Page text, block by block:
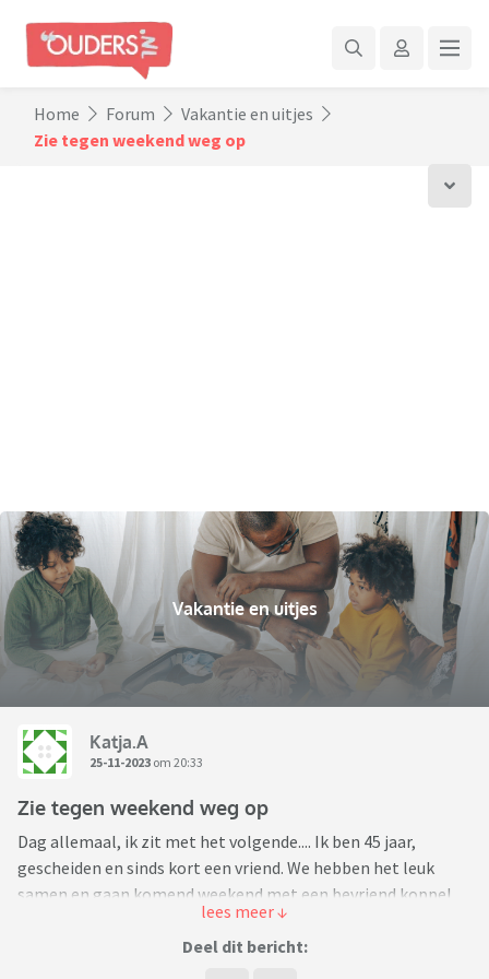
Home Forum
Vakantie en uitjes
Zie tegen weekend weg op
Vakantie en uitjes
Katja.A
25-11-2023 om 20:33
Zie tegen weekend weg op
Dag allemaal, ik zit met het volgende.... Ik ben 45 jaar,
gescheiden en sinds kort een vriend. We hebben het leuk
samen en gaan komend weekend met een bevriend koppel
van zijn kant een weekendje weg. Leuk, we hebben al vaker
wat ondernomen en ging prima. Maar..... nu hebben ze met
Deel dit bericht: